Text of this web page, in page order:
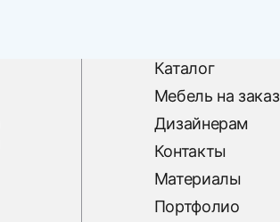
Каталог
Мебель на заказ
Дизайнерам
Контакты
Материалы
Портфолио